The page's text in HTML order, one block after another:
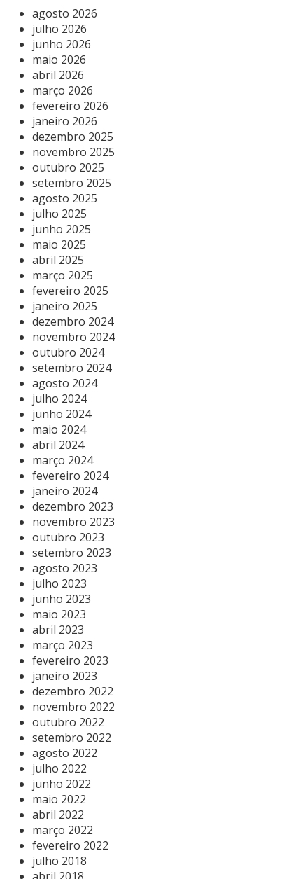
agosto 2026
julho 2026
junho 2026
maio 2026
abril 2026
março 2026
fevereiro 2026
janeiro 2026
dezembro 2025
novembro 2025
outubro 2025
setembro 2025
agosto 2025
julho 2025
junho 2025
maio 2025
abril 2025
março 2025
fevereiro 2025
janeiro 2025
dezembro 2024
novembro 2024
outubro 2024
setembro 2024
agosto 2024
julho 2024
junho 2024
maio 2024
abril 2024
março 2024
fevereiro 2024
janeiro 2024
dezembro 2023
novembro 2023
outubro 2023
setembro 2023
agosto 2023
julho 2023
junho 2023
maio 2023
abril 2023
março 2023
fevereiro 2023
janeiro 2023
dezembro 2022
novembro 2022
outubro 2022
setembro 2022
agosto 2022
julho 2022
junho 2022
maio 2022
abril 2022
março 2022
fevereiro 2022
julho 2018